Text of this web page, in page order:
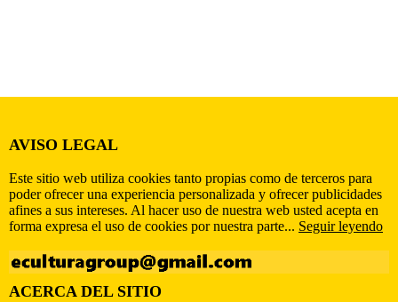
AVISO LEGAL
Este sitio web utiliza cookies tanto propias como de terceros para
poder ofrecer una experiencia personalizada y ofrecer publicidades
afines a sus intereses. Al hacer uso de nuestra web usted acepta en
forma expresa el uso de cookies por nuestra parte... Seguir leyendo
ACERCA DEL SITIO